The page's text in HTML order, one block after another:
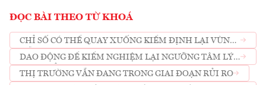
ĐỌC BÀI THEO TỪ KHOÁ
CHỈ SỐ CÓ THỂ QUAY XUỐNG KIỂM ĐỊNH LẠI VÙNG
HỖ TRỢ SÂU QUANH 1190 (+-5)
DAO ĐỘNG ĐỂ KIỂM NGHIỆM LẠI NGƯỠNG TÂM LÝ
1.200 ĐIỂM
THỊ TRƯỜNG VẪN ĐANG TRONG GIAI ĐOẠN RỦI RO